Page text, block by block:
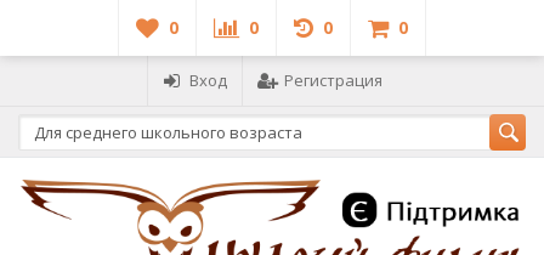
0 0 0 0
Вход Регистрация